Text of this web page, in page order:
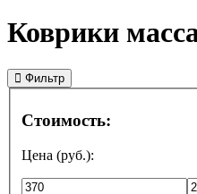
Коврики
Фильтр
Стоимость:
Цена (руб.):